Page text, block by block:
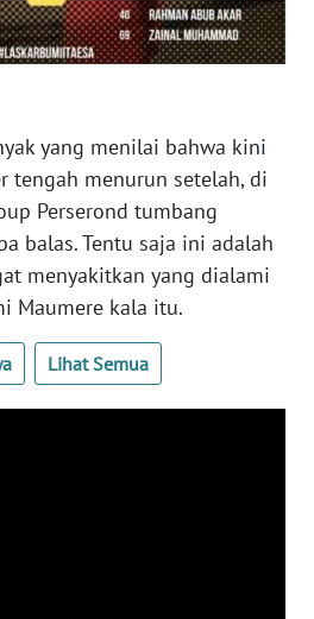
yang menilai bahwa kini
tengah menurun setelah, di
Perserond tumbang
balas. Tentu saja ini adalah
menyakitkan yang dialami
Maumere kala itu.
Lihat Semua